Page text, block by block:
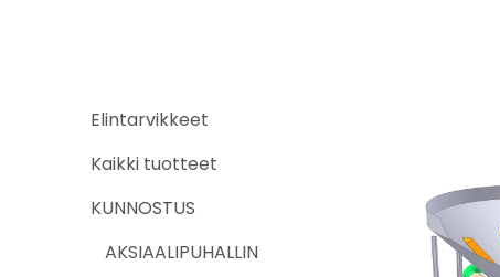
Elintarvikkeet
Kaikki tuotteet
KUNNOSTUS
AKSIAALIPUHALLIN